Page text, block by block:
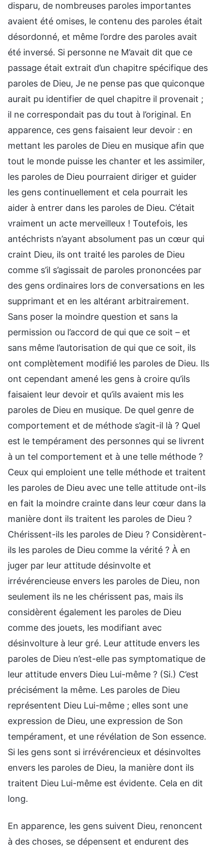
disparu, de nombreuses paroles importantes
avaient été omises, le contenu des paroles était
désordonné, et même l’ordre des paroles avait
été inversé. Si personne ne M’avait dit que ce
passage était extrait d’un chapitre spécifique des
paroles de Dieu, Je ne pense pas que quiconque
aurait pu identifier de quel chapitre il provenait ;
il ne correspondait pas du tout à l’original. En
apparence, ces gens faisaient leur devoir : en
mettant les paroles de Dieu en musique afin que
tout le monde puisse les chanter et les assimiler,
les paroles de Dieu pourraient diriger et guider
les gens continuellement et cela pourrait les
aider à entrer dans les paroles de Dieu. C’était
vraiment un acte merveilleux ! Toutefois, les
antéchrists n’ayant absolument pas un cœur qui
craint Dieu, ils ont traité les paroles de Dieu
comme s’il s’agissait de paroles prononcées par
des gens ordinaires lors de conversations en les
supprimant et en les altérant arbitrairement.
Sans poser la moindre question et sans la
permission ou l’accord de qui que ce soit – et
sans même l’autorisation de qui que ce soit, ils
ont complètement modifié les paroles de Dieu. Ils
ont cependant amené les gens à croire qu’ils
faisaient leur devoir et qu’ils avaient mis les
paroles de Dieu en musique. De quel genre de
comportement et de méthode s’agit-il là ? Quel
est le tempérament des personnes qui se livrent
à un tel comportement et à une telle méthode ?
Ceux qui emploient une telle méthode et traitent
les paroles de Dieu avec une telle attitude ont-ils
en fait la moindre crainte dans leur cœur dans la
manière dont ils traitent les paroles de Dieu ?
Chérissent-ils les paroles de Dieu ? Considèrent-
ils les paroles de Dieu comme la vérité ? À en
juger par leur attitude désinvolte et
irrévérencieuse envers les paroles de Dieu, non
seulement ils ne les chérissent pas, mais ils
considèrent également les paroles de Dieu
comme des jouets, les modifiant avec
désinvolture à leur gré. Leur attitude envers les
paroles de Dieu n’est-elle pas symptomatique de
leur attitude envers Dieu Lui-même ? (Si.) C’est
précisément la même. Les paroles de Dieu
représentent Dieu Lui-même ; elles sont une
expression de Dieu, une expression de Son
tempérament, et une révélation de Son essence.
Si les gens sont si irrévérencieux et désinvoltes
envers les paroles de Dieu, la manière dont ils
traitent Dieu Lui-même est évidente. Cela en dit
long.
En apparence, les gens suivent Dieu, renoncent
à des choses, se dépensent et endurent des